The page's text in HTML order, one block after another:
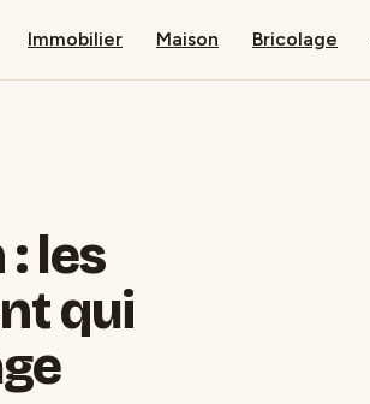
Immobilier Maison Bricolage
les
qui